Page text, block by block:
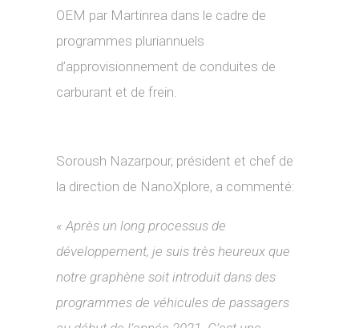
OEM par Martinrea dans le cadre de
programmes pluriannuels
d’approvisionnement de conduites de
carburant et de frein.
Soroush Nazarpour, président et chef de
la direction de NanoXplore, a commenté:
« Après un long processus de
développement, je suis très heureux que
notre graphène soit introduit dans des
programmes de véhicules de passagers